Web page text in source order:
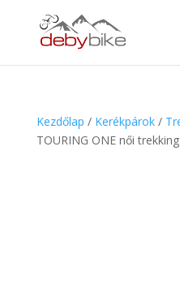
Kezdőlap / Kerékpárok/
TOURING ONE női